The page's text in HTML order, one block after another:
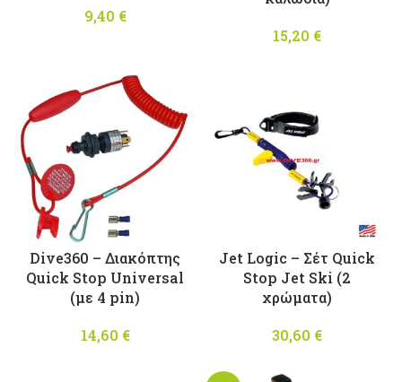
9,40 €
15,20 €
Dive360 – Διακόπτης
Quick Stop Universal
(με 4 pin)
14,60 €
Jet Logic – Σέτ Quick
Stop Jet Ski (2
χρώματα)
30,60 €